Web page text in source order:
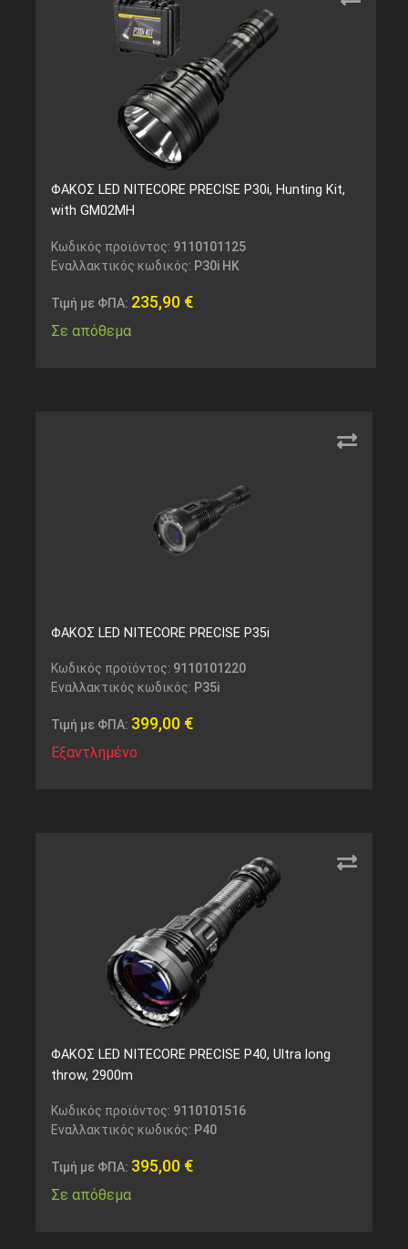
ΦΑΚΟΣ LED NITECORE PRECISE P30i, Hunting Kit,
with GM02MH
Κωδικός προϊόντος: 9110101125
Εναλλακτικός κωδικός: P30i HK
Τιμή με ΦΠΑ: 235,90 €
Σε απόθεμα
ΦΑΚΟΣ LED NITECORE PRECISE P35i
Κωδικός προϊόντος: 9110101220
Εναλλακτικός κωδικός: P35i
Τιμή με ΦΠΑ: 399,00 €
Εξαντλημένο
ΦΑΚΟΣ LED NITECORE PRECISE P40, Ultra long
throw, 2900m
Κωδικός προϊόντος: 9110101516
Εναλλακτικός κωδικός: P40
Τιμή με ΦΠΑ: 395,00 €
Σε απόθεμα